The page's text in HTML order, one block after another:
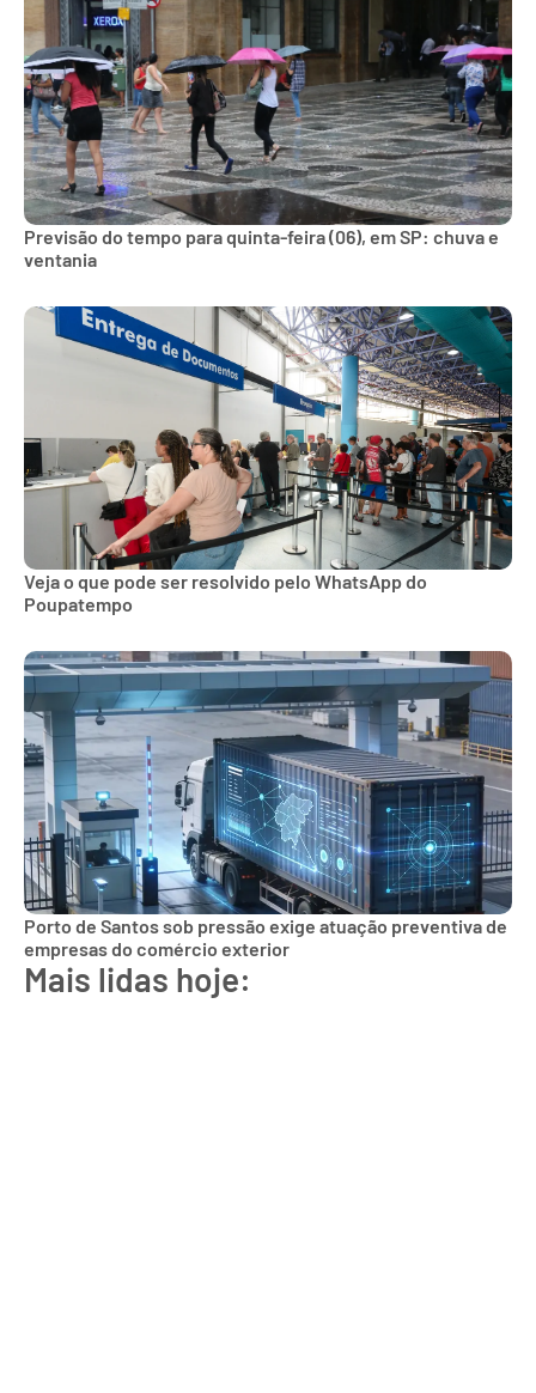
Previsão do tempo para quinta-feira (06), em SP: chuva e
ventania
Veja o que pode ser resolvido pelo WhatsApp do
Poupatempo
Porto de Santos sob pressão exige atuação preventiva de
empresas do comércio exterior
Mais lidas hoje: